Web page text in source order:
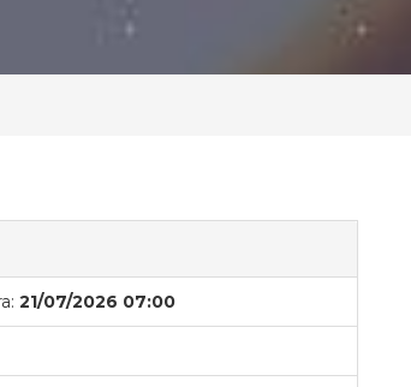
21/07/2026 07:00